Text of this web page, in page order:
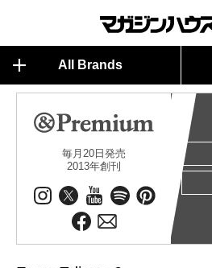
All Brands
毎月20日発売
2013年創刊